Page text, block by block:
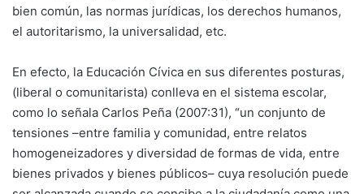
bien común, las normas jurídicas, los derechos humanos,
el autoritarismo, la universalidad, etc.
En efecto, la Educación Cívica en sus diferentes posturas,
(liberal o comunitarista) conlleva en el sistema escolar,
como lo señala Carlos Peña (2007:31), “un conjunto de
tensiones –entre familia y comunidad, entre relatos
homogeneizadores y diversidad de formas de vida, entre
bienes privados y bienes públicos– cuya resolución puede